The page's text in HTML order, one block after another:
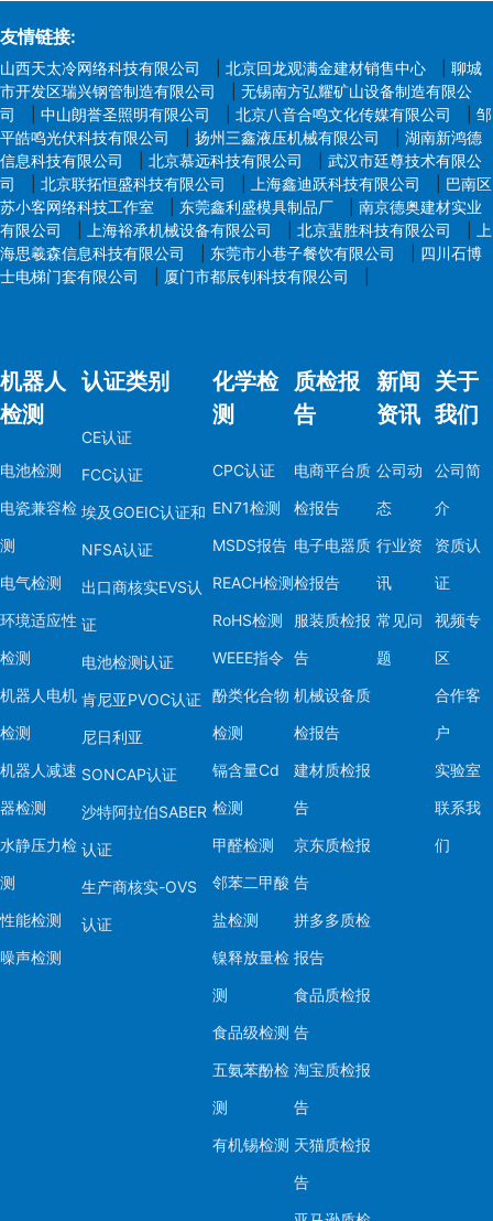
友情链接:
山西天太冷网络科技有限公司 北京回龙观满金建材销售中心
聊城
市开发区瑞兴钢管制造有限公司
无锡南方弘耀矿山设备制造有限公
司
中山朗誉圣照明有限公司 北京八音合鸣文化传媒有限公司
邹
平皓鸣光伏科技有限公司
扬州三鑫液压机械有限公司
湖南新鸿德
信息科技有限公司
北京慕远科技有限公司
武汉市廷尊技术有限公
司
北京联拓恒盛科技有限公司 上海鑫迪跃科技有限公司
巴南区
苏小客网络科技工作室
东莞鑫利盛模具制品厂
南京德奥建材实业
有限公司
上海裕承机械设备有限公司 北京蜚胜科技有限公司
上
海思羲森信息科技有限公司
东莞市小巷子餐饮有限公司
四川石博
士电梯门套有限公司
厦门市都辰钊科技有限公司
机器人
检测
电池检测
电瓷兼容检
测
电气检测
环境适应性
检测
机器人电机
检测
机器人减速
器检测
水静压力检
测
性能检测
噪声检测
认证类别
CE认证
FCC认证
埃及GOEIC认证和
NFSA认证
出口商核实EVS认
证
电池检测认证
肯尼亚PVOC认证
尼日利亚
SONCAP认证
沙特阿拉伯SABER
认证
生产商核实-OVS
认证
化学检
测
CPC认证
EN71检测
MSDS报告
REACH检测
RoHS检测
WEEE指令
酚类化合物
检测
镉含量Cd
检测
甲醛检测
邻苯二甲酸
盐检测
镍释放量检
测
食品级检测
五氨苯酚检
测
有机锡检测
质检报
告
电商平台质
检报告
电子电器质
检报告
服装质检报
告
机械设备质
检报告
建材质检报
告
京东质检报
告
拼多多质检
报告
食品质检报
告
淘宝质检报
告
天猫质检报
告
新闻
资讯
公司动
态
行业资
讯
常见问
题
关于
我们
公司简
介
资质认
证
视频专
区
合作客
户
实验室
联系我
们